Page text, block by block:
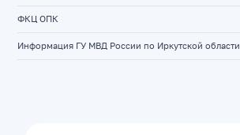
ФКЦ ОПК
Информация ГУ МВД России по Иркутской области